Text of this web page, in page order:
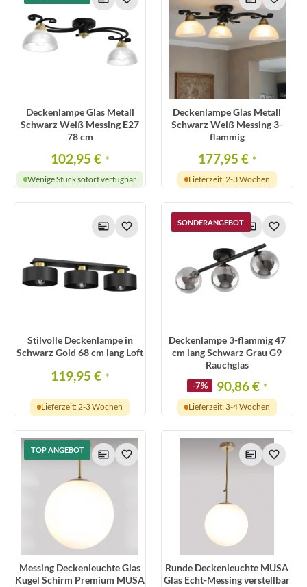
Deckenlampe Glas Metall
Schwarz Weiß Messing E27
78 cm
102,95 € *
Wenige Stück sofort verfügbar
Deckenlampe Glas Metall
Schwarz Weiß Messing 3-
flammig
177,95 € *
Lieferzeit: 2-3 Wochen
Stilvolle Deckenlampe in
Schwarz Gold 68 cm lang Loft
119,95 € *
Lieferzeit: 2-3 Wochen
SONDERANGEBOT
Deckenlampe 3-flammig 47
cm lang Schwarz Grau G9
Rauchglas
-7% 90,86 € *
Lieferzeit: 3-4 Wochen
TOP ANGEBOT
Messing Deckenleuchte Glas
Kugel Schirm Premium MUSA
Runde Deckenleuchte MUSA
Glas Echt-Messing verstellbar